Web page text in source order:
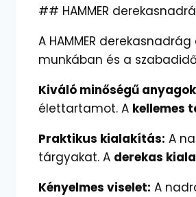
## HAMMER
A HAMMER derekasnadrág
munkában és a
Kiváló minőségű
élettartamot. A kellemes
Praktikus kialakítás: A
tárgyakat. A derekas
Kényelmes viselet: A